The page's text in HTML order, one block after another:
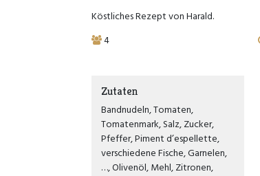
Köstliches Rezept von Harald.
4
Zutaten
Bandnudeln, Tomaten,
Tomatenmark, Salz, Zucker,
Pfeffer, Piment d’espellette,
verschiedene Fische, Garnelen,
…, Olivenöl, Mehl, Zitronen,